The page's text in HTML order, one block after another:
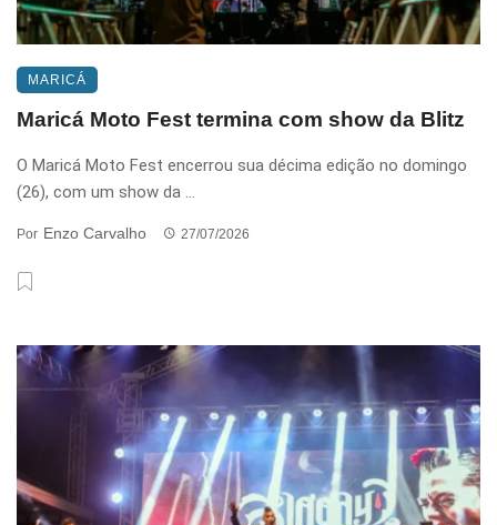
MARICÁ
Maricá Moto Fest termina com show da Blitz
O Maricá Moto Fest encerrou sua décima edição no domingo
(26), com um show da ...
Por Enzo Carvalho 27/07/2026